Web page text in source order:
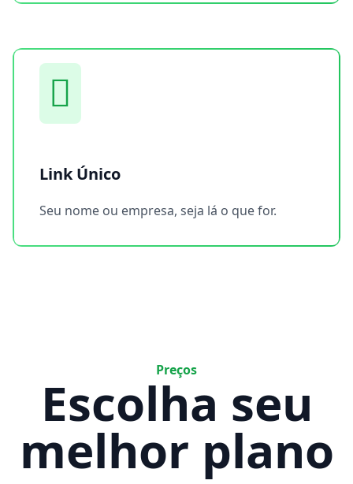
Link Único
Seu nome ou empresa, seja lá o que for.
Preços
Escolha seu
melhor plano